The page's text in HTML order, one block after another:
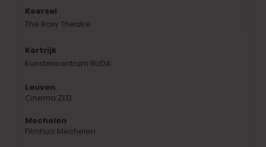
Koersel
The Roxy Theatre
Kortrijk
Kunstencentrum BUDA
Leuven
Cinema ZED
Mechelen
Filmhuis Mechelen